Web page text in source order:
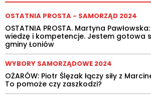
OSTATNIA PROSTA - SAMORZĄD 2024
OSTATNIA PROSTA. Martyna
wiedzę i kompetencje. Jestem gotowa
gminy Łoniów
WYBORY SAMORZĄDOWE 2024
OŻARÓW: Piotr Ślęzak łączy siły z
To pomoże czy zaszkodzi?